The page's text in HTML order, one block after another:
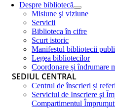
Despre bibliotecă
Misiune şi viziune
Servicii
Biblioteca în cifre
Scurt istoric
Manifestul bibliotecii
Legea bibliotecilor
Coordonare și îndrumare
SEDIUL CENTRAL
Centrul de înscrieri și
Serviciul de Inscriere şi
Compartimentul